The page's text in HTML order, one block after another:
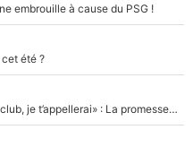
embrouille à cause du PSG !
été ?
Mercato - OM - «Dès que je prends un club, je t’appellerai» : La promesse de Marcelino au moment de claquer la porte